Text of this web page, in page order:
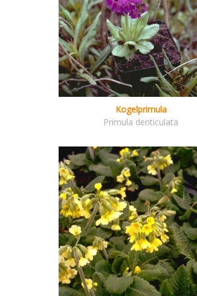
Kogelprimula
Primula denticulata